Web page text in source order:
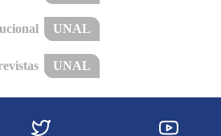
UNAL
UNAL